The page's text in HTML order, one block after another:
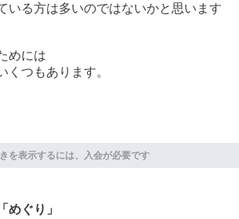
いる方は多いのではないかと思います
めには
くつもあります。
を表示するには、入会が必要です
めぐり」